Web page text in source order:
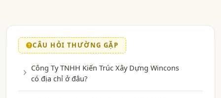
CÂU HỎI THƯỜNG GẶP
Công Ty TNHH Kiến Trúc Xây Dựng Wincons
có địa chỉ ở đâu?